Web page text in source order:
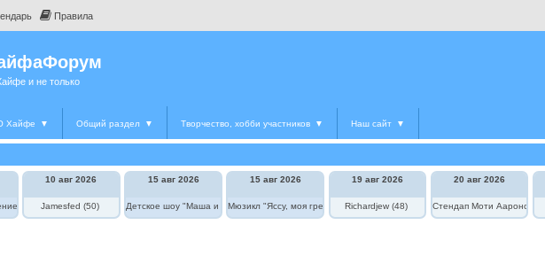
Правила
и не только
Хайфе ▼ Общий раздел ▼ Творчество, хобби участников ▼ Наш сайт ▼
Элле Фицджеральд"
10 авг 2026
Jamesfed (50)
15 авг 2026
Детское шоу "Маша и Медведь в цирке"
15 авг 2026
Мюзикл "Яссу, моя греческая любовь"
19 авг 2026
Richardjew (48)
20 авг 2026
Стендап Моти Аароновича